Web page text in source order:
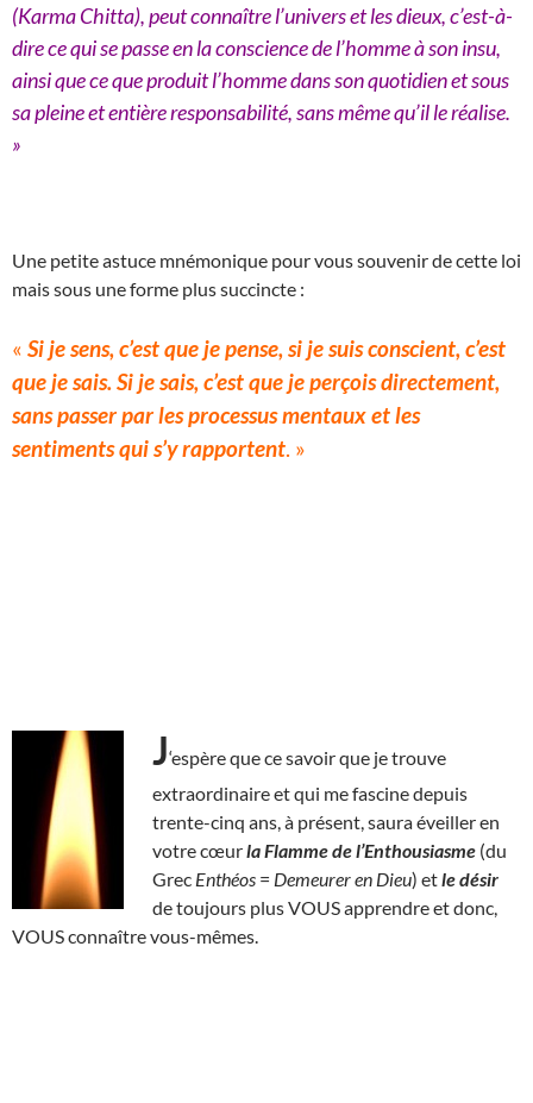
(Karma Chitta), peut connaître l’univers et les dieux, c’est-à-
dire ce qui se passe en la conscience de l’homme à son insu,
ainsi que ce que produit l’homme dans son quotidien et sous
sa pleine et entière responsabilité, sans même qu’il le réalise.
»
Une petite astuce mnémonique pour vous souvenir de cette loi
mais sous une forme plus succincte :
« Si je sens, c’est que je pense, si je suis conscient, c’est
que je sais. Si je sais, c’est que je perçois directement,
sans passer par les processus mentaux et les
sentiments qui s’y rapportent. »
J‘espère que ce savoir que je trouve
extraordinaire et qui me fascine depuis
trente-cinq ans, à présent, saura éveiller en
votre cœurla Flamme de l’Enthousiasme (du
Grec Enthéos = Demeurer en Dieu) etle désir
de toujours plus VOUS apprendre et donc,
VOUS connaître vous-mêmes.